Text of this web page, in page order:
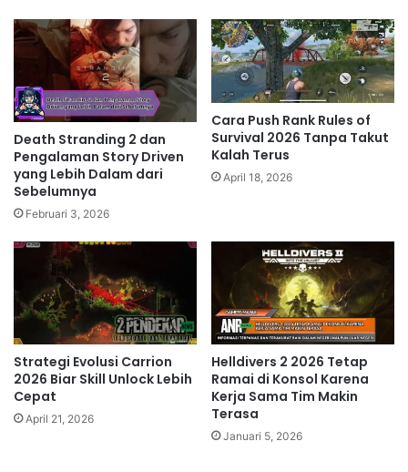
Death Stranding 2 dan
Pengalaman Story Driven
yang Lebih Dalam dari
Sebelumnya
Februari 3, 2026
Cara Push Rank Rules of
Survival 2026 Tanpa Takut
Kalah Terus
April 18, 2026
Strategi Evolusi Carrion
2026 Biar Skill Unlock Lebih
Cepat
April 21, 2026
Helldivers 2 2026 Tetap
Ramai di Konsol Karena
Kerja Sama Tim Makin
Terasa
Januari 5, 2026